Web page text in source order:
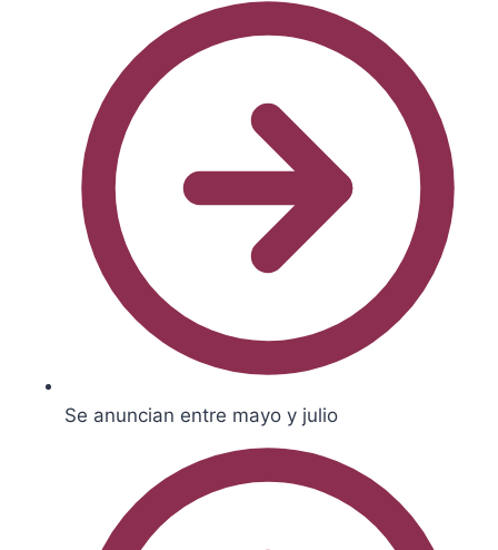
Se anuncian entre mayo y julio